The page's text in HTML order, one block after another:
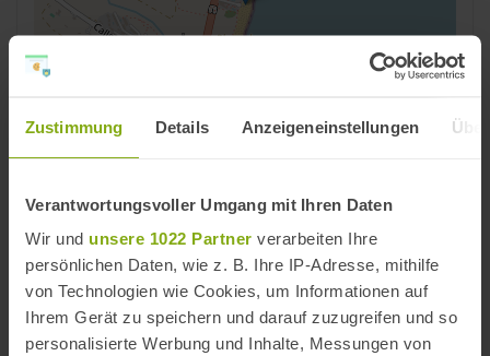
Zustimmung Details Anzeigeneinstellungen
Verantwortungsvoller Umgang mit Ihren Daten
Wir und unsere 1022 Partner verarbeiten Ihre
persönlichen Daten, wie z. B. Ihre IP-Adresse, mithilfe
von Technologien wie Cookies, um Informationen auf
Ihrem Gerät zu speichern und darauf zuzugreifen und so
personalisierte Werbung und Inhalte, Messungen von
Reiseziele
Manilva,Costa del Sol,Provinz Málaga
Strände
Manilva Strände,Costa del Sol Strände,Provinz
Málaga Strände